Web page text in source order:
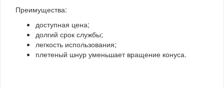
Преимущества:
доступная цена;
долгий срок службы;
легкость использования;
плетеный шнур уменьшает вращение конуса.